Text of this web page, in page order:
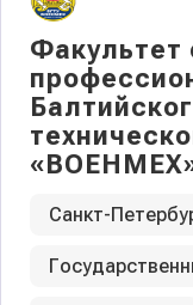
Факультет
Санкт-